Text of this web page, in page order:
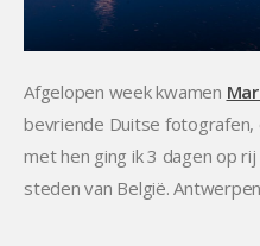
Afgelopen week kwamen
bevriende Duitse fotografen,
met hen ging ik 3 dagen op
steden van België.